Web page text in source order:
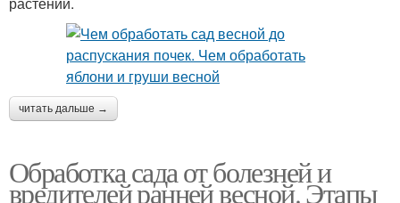
читать дальше →
Обработка сада от болезней и
вредителей ранней весной. Этапы